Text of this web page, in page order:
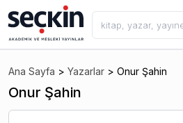
Ana Sayfa > Yazarlar > Onur Şahin
Onur Şahin